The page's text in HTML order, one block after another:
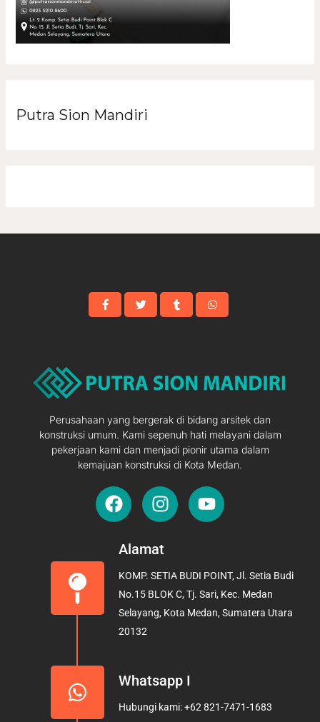
Putra Sion Mandiri
Perusahaan yang bergerak di bidang arsitek dan
konstruksi umum. Kami sepenuh hati melayani dalam
pekerjaan kami dan menjadi pionir utama dalam
kemajuan konstruksi di Kota Medan.
F
a
e
o
o
k
I
n
t
g
r
a
Y
o
b
e
Alamat
KOMP. SETIA BUDI POINT, Jl. Setia Budi
No.15 BLOK C, Tj. Sari, Kec. Medan
Selayang, Kota Medan, Sumatera Utara
20132
Whatsapp I
Hubungi kami: +62 821-7471-1683